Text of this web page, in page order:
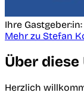
Ihre
Mehr zu Stefan
Über
Herzlich